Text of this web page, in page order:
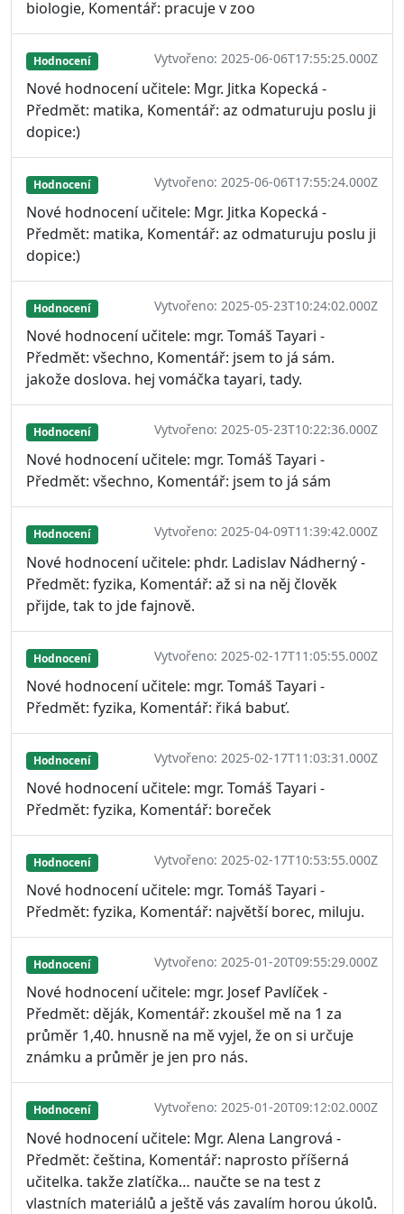
biologie, Komentář: pracuje v zoo
Hodnocení Vytvořeno: 2025-06-06T17:55:25.000Z
Nové hodnocení učitele: Mgr. Jitka Kopecká -
Předmět: matika, Komentář: az odmaturuju poslu ji
dopice:)
Hodnocení Vytvořeno: 2025-06-06T17:55:24.000Z
Nové hodnocení učitele: Mgr. Jitka Kopecká -
Předmět: matika, Komentář: az odmaturuju poslu ji
dopice:)
Hodnocení Vytvořeno: 2025-05-23T10:24:02.000Z
Nové hodnocení učitele: mgr. Tomáš Tayari -
Předmět: všechno, Komentář: jsem to já sám.
jakože doslova. hej vomáčka tayari, tady.
Hodnocení Vytvořeno: 2025-05-23T10:22:36.000Z
Nové hodnocení učitele: mgr. Tomáš Tayari -
Předmět: všechno, Komentář: jsem to já sám
Hodnocení Vytvořeno: 2025-04-09T11:39:42.000Z
Nové hodnocení učitele: phdr. Ladislav Nádherný -
Předmět: fyzika, Komentář: až si na něj člověk
přijde, tak to jde fajnově.
Hodnocení Vytvořeno: 2025-02-17T11:05:55.000Z
Nové hodnocení učitele: mgr. Tomáš Tayari -
Předmět: fyzika, Komentář: řiká babuť.
Hodnocení Vytvořeno: 2025-02-17T11:03:31.000Z
Nové hodnocení učitele: mgr. Tomáš Tayari -
Předmět: fyzika, Komentář: boreček
Hodnocení Vytvořeno: 2025-02-17T10:53:55.000Z
Nové hodnocení učitele: mgr. Tomáš Tayari -
Předmět: fyzika, Komentář: najvětší borec, miluju.
Hodnocení Vytvořeno: 2025-01-20T09:55:29.000Z
Nové hodnocení učitele: mgr. Josef Pavlíček -
Předmět: děják, Komentář: zkoušel mě na 1 za
průměr 1,40. hnusně na mě vyjel, že on si určuje
známku a průměr je jen pro nás.
Hodnocení Vytvořeno: 2025-01-20T09:12:02.000Z
Nové hodnocení učitele: Mgr. Alena Langrová -
Předmět: čeština, Komentář: naprosto příšerná
učitelka. takže zlatíčka… naučte se na test z
vlastních materiálů a ještě vás zavalím horou úkolů.